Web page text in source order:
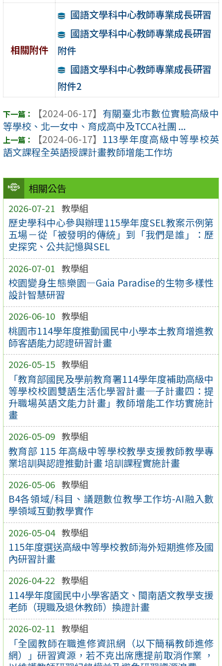
相關公告
2026-07-21 教學組
歷史學科中心參與辦理115學年度SEL教案示例第
五場－從「被發明的傳統」到「我們是誰」：歷
史探究、公共記憶與SEL
2026-07-01 教學組
校園變身生態樂園—Gaia Paradise的生物多樣性
設計智慧研習
2026-06-10 教學組
桃園市114學年度推動國民中小學本土教育增進教
師客語能力認證研習計畫
2026-05-15 教學組
「教育部國民及學前教育署114學年度補助高級中
等學校校園雙語生活化學習計畫─子計畫四：提
升職場英語文能力計畫」教師增能工作坊實施計
畫
2026-05-09 教學組
教育部 115 年高級中等學校教學支援教師教學專
業培訓與認證推動計畫 培訓課程實施計畫
2026-05-06 教學組
B4各領域/科目、議題數位教學工作坊-AI融入數
學領域互動教學實作
2026-05-04 教學組
115年度選送高級中等學校教師海外短期進修及國
內研習計畫
2026-04-22 教學組
114學年度國民中小學客語文、閩南語文教學支援
老師（現職及退休教師）換證計畫
2026-02-11 教學組
「全國教師在職進修資訊網（以下簡稱教師進修
網）」研習資源，若不克出席應提前取消作業 ，
相關附件
國語文學科中心教師專業成長研習
國語文學科中心教師專業成長研習
附件
國語文學科中心教師專業成長研習
附件2
【2024-06-17】 有關臺北市數位實驗高級中
等學校、北一女中、育成高中及TCCA社團 ...
【2024-06-17】 113學年度高級中等學校英
語文課程全英語授課計畫教師增能工作坊